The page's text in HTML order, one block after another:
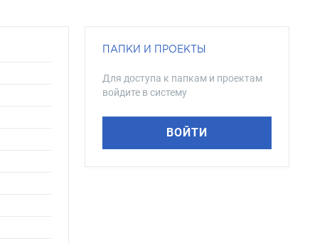
ПАПКИ И ПРОЕКТЫ
Для доступа к папкам и проектам
войдите в систему
ВОЙТИ